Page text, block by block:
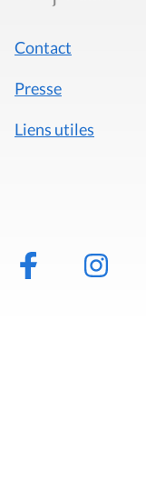
Contact
Presse
Liens utiles